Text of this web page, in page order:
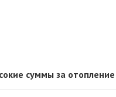
суммы за